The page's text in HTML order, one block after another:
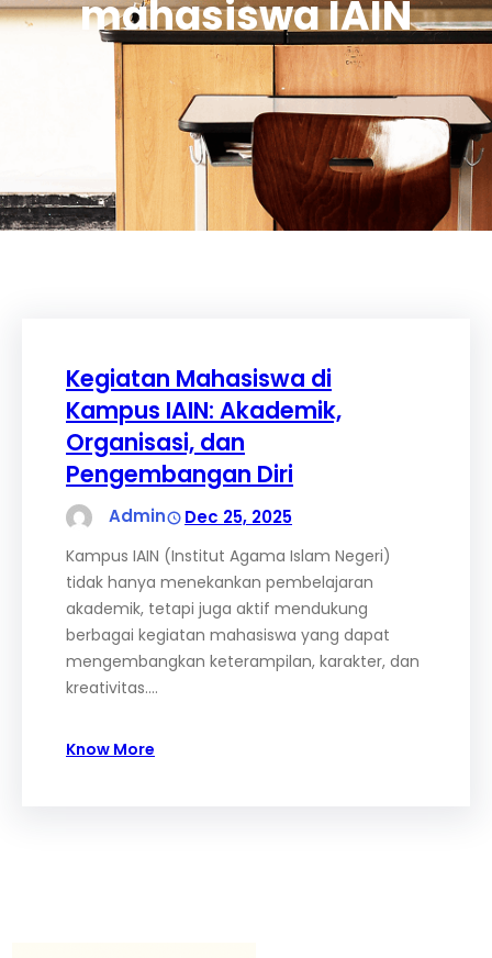
mahasiswa IAIN
Kegiatan Mahasiswa di
Kampus IAIN: Akademik,
Organisasi, dan
Pengembangan Diri
Admin Dec 25, 2025
Kampus IAIN (Institut Agama Islam Negeri)
tidak hanya menekankan pembelajaran
akademik, tetapi juga aktif mendukung
berbagai kegiatan mahasiswa yang dapat
mengembangkan keterampilan, karakter, dan
kreativitas.…
Know More